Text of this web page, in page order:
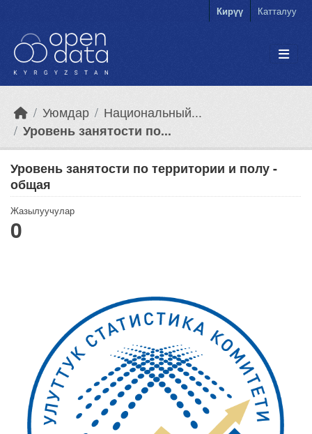
Кирүү Катталуу
Уюмдар
Национальный...
Уровень занятости по...
Уровень занятости по территории и полу -
общая
Жазылуучулар
0